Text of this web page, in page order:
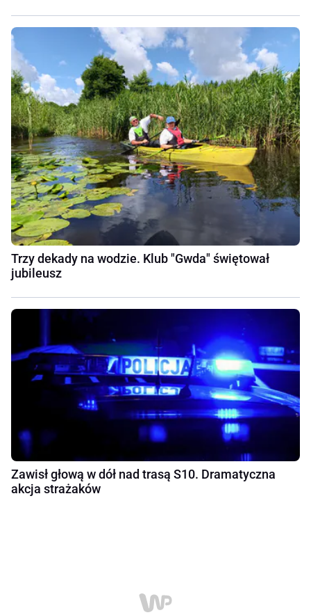
Trzy dekady na wodzie. Klub "Gwda" świętował
jubileusz
Zawisł głową w dół nad trasą S10. Dramatyczna
akcja strażaków